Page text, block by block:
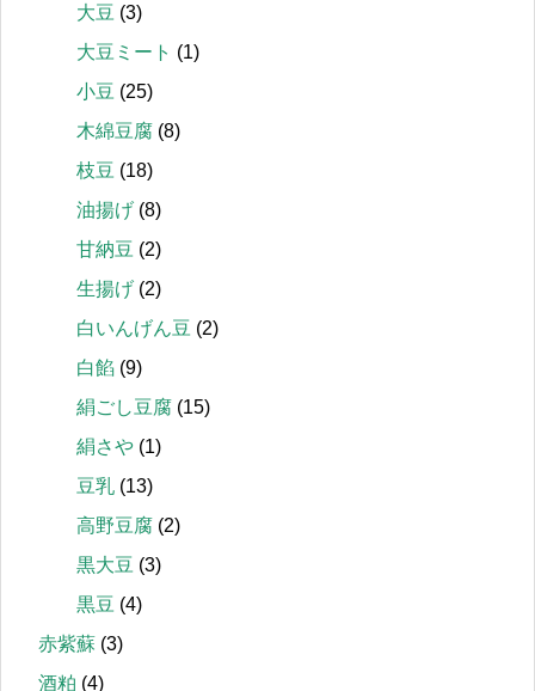
大豆 (3)
大豆ミート (1)
小豆 (25)
木綿豆腐 (8)
枝豆 (18)
油揚げ (8)
甘納豆 (2)
生揚げ (2)
白いんげん豆 (2)
白餡 (9)
絹ごし豆腐 (15)
絹さや (1)
豆乳 (13)
高野豆腐 (2)
黒大豆 (3)
黒豆 (4)
赤紫蘇 (3)
酒粕 (4)